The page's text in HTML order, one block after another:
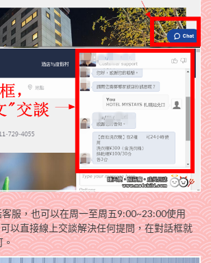
服，也可以在周一至周五9:00~23:00使用
以直接線上交談解決任何提問，在對話框就
。